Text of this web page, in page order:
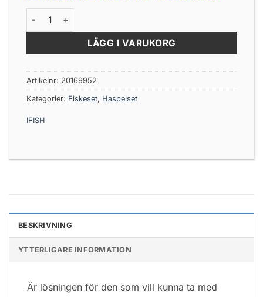
Tele Haspelset SuperNova 210 mängd
LÄGG I VARUKORG
Artikelnr: 20169952
Kategorier: Fiskeset, Haspelset
IFISH
BESKRIVNING
YTTERLIGARE INFORMATION
Är lösningen för den som vill kunna ta med